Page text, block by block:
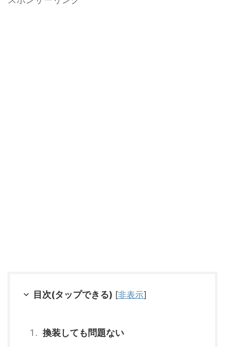
目次(タップできる) [非表示]
換装しても問題ない